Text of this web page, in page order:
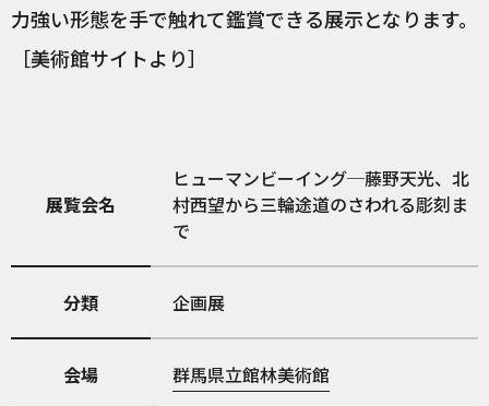
力強い形態を手で触れて鑑賞できる展示となります。
［美術館サイトより］
展覧会名
ヒューマンビーイング─藤野天光、北
村西望から三輪途道のさわれる彫刻ま
で
分類 企画展
会場 群馬県立館林美術館